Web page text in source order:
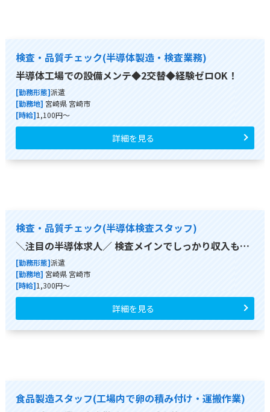
検査・品質チェック(半導体製造・検査業務)
半導体工場での設備メンテ◆2交替◆経験ゼロOK！
[勤務形態]派遣
[勤務地] 宮崎県 宮崎市
[時給]1,100円～
詳細を見る
検査・品質チェック(半導体検査スタッフ)
＼注目の半導体求人／ 検査メインでしっかり収入も…
[勤務形態]派遣
[勤務地] 宮崎県 宮崎市
[時給]1,300円～
詳細を見る
食品製造スタッフ(工場内で卵の積み付け・運搬作業)